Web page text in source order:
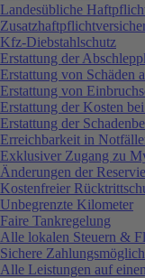
Landesübliche
Kfz-Diebstahlschutz
Erstattung der
Erstattung von Schäden
Erstattung von
Erstattung der Kosten
Erstattung der
Erreichbarkeit in
Exklusiver Zugang zu
Änderungen der
Kostenfreier
Unbegrenzte Kilometer
Faire Tankregelung
Alle lokalen Steuern &
Sichere
Alle Leistungen auf